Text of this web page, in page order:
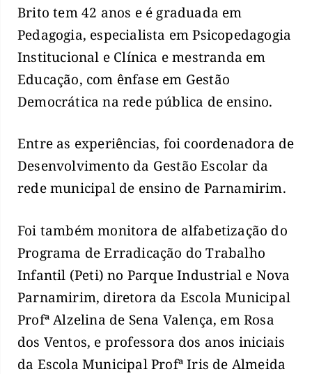
Brito tem 42 anos e é graduada em
Pedagogia, especialista em Psicopedagogia
Institucional e Clínica e mestranda em
Educação, com ênfase em Gestão
Democrática na rede pública de ensino.
Entre as experiências, foi coordenadora de
Desenvolvimento da Gestão Escolar da
rede municipal de ensino de Parnamirim.
Foi também monitora de alfabetização do
Programa de Erradicação do Trabalho
Infantil (Peti) no Parque Industrial e Nova
Parnamirim, diretora da Escola Municipal
Profª Alzelina de Sena Valença, em Rosa
dos Ventos, e professora dos anos iniciais
da Escola Municipal Profª Iris de Almeida